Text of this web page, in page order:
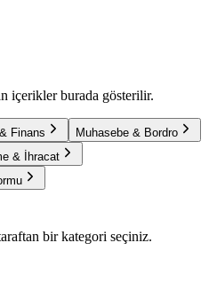
içerikler burada gösterilir.
Finans
Muhasebe & Bordro
& İhracat
bir kategori seçiniz.